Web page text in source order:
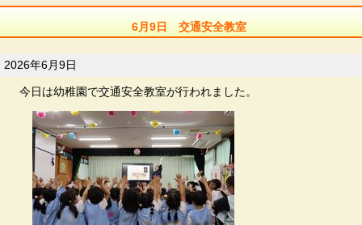
6月9日 交通安全教室
2026年6月9日
今日は幼稚園で交通安全教室が行われました。